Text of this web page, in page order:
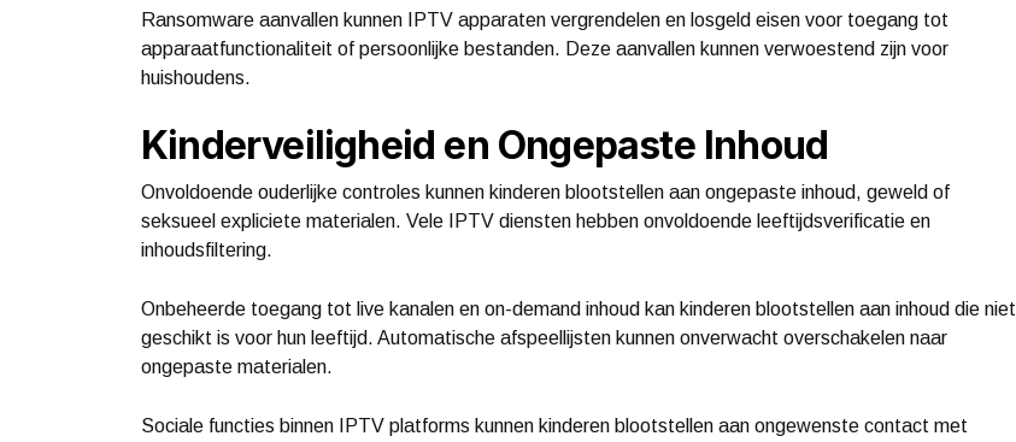
Ransomware aanvallen kunnen IPTV apparaten vergrendelen en losgeld eisen voor toegang tot
apparaatfunctionaliteit of persoonlijke bestanden. Deze aanvallen kunnen verwoestend zijn voor
huishoudens.
Kinderveiligheid en Ongepaste Inhoud
Onvoldoende ouderlijke controles kunnen kinderen blootstellen aan ongepaste inhoud, geweld of
seksueel expliciete materialen. Vele IPTV diensten hebben onvoldoende leeftijdsverificatie en
inhoudsfiltering.
Onbeheerde toegang tot live kanalen en on-demand inhoud kan kinderen blootstellen aan inhoud die niet
geschikt is voor hun leeftijd. Automatische afspeellijsten kunnen onverwacht overschakelen naar
ongepaste materialen.
Sociale functies binnen IPTV platforms kunnen kinderen blootstellen aan ongewenste contact met